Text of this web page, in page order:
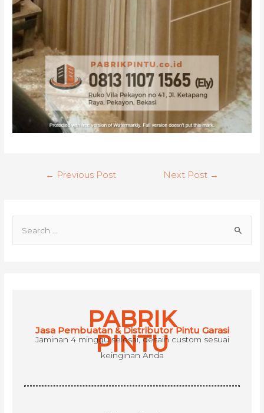
← Previous Post Next Post →
PABRIK
PINTU
Jasa Pembuatan & Distributor Pintu Garasi
Jaminan 4 minggu selesai, desain custom sesuai
keinginan Anda